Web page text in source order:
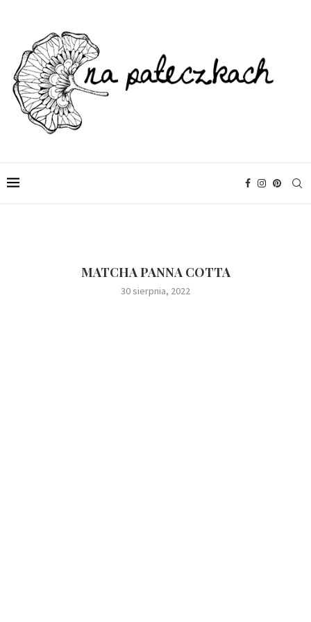
MATCHA PANNA COTTA
30 sierpnia, 2022